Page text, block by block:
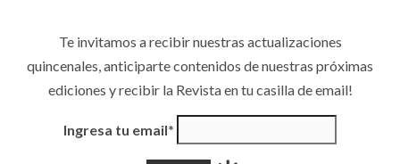
Te invitamos a recibir nuestras actualizaciones
quincenales, anticiparte contenidos de nuestras próximas
ediciones y recibir la Revista en tu casilla de email!
Ingresa tu email*